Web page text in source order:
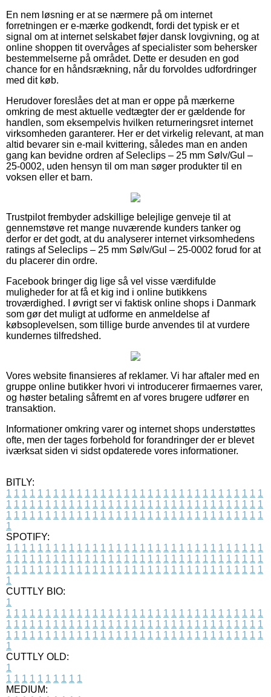
En nem løsning er at se nærmere på om internet
forretningen er e-mærke godkendt, fordi det typisk er et
signal om at internet selskabet føjer dansk lovgivning, og at
online shoppen tit overvåges af specialister som behersker
bestemmelserne på området. Dette er desuden en god
chance for en håndsrækning, når du forvoldes udfordringer
med dit køb.
Herudover foreslåes det at man er oppe på mærkerne
omkring de mest aktuelle vedtægter der er gældende for
handlen, som eksempelvis hvilken returneringsret internet
virksomheden garanterer. Her er det virkelig relevant, at man
altid bevarer sin e-mail kvittering, således man en anden
gang kan bevidne ordren af Seleclips – 25 mm Sølv/Gul –
25-0002, uden hensyn til om man søger produkter til en
voksen eller et barn.
Trustpilot frembyder adskillige belejlige genveje til at
gennemstøve ret mange nuværende kunders tanker og
derfor er det godt, at du analyserer internet virksomhedens
ratings af Seleclips – 25 mm Sølv/Gul – 25-0002 forud for at
du placerer din ordre.
Facebook bringer dig lige så vel visse værdifulde
muligheder for at få et kig ind i online butikkens
troværdighed. I øvrigt ser vi faktisk online shops i Danmark
som gør det muligt at udforme en anmeldelse af
købsoplevelsen, som tillige burde anvendes til at vurdere
kundernes tilfredshed.
Vores website finansieres af reklamer. Vi har aftaler med en
gruppe online butikker hvori vi introducerer firmaernes varer,
og høster betaling såfremt en af vores brugere udfører en
transaktion.
Informationer omkring varer og internet shops understøttes
ofte, men der tages forbehold for forandringer der er blevet
iværksat siden vi sidst opdaterede vores informationer.
BITLY:
1 1 1 1 1 1 1 1 1 1 1 1 1 1 1 1 1 1 1 1 1 1 1 1 1 1 1 1 1 1 1 1 1
1 1 1 1 1 1 1 1 1 1 1 1 1 1 1 1 1 1 1 1 1 1 1 1 1 1 1 1 1 1 1 1 1
1 1 1 1 1 1 1 1 1 1 1 1 1 1 1 1 1 1 1 1 1 1 1 1 1 1 1 1 1 1 1 1 1
1
SPOTIFY:
1 1 1 1 1 1 1 1 1 1 1 1 1 1 1 1 1 1 1 1 1 1 1 1 1 1 1 1 1 1 1 1 1
1 1 1 1 1 1 1 1 1 1 1 1 1 1 1 1 1 1 1 1 1 1 1 1 1 1 1 1 1 1 1 1 1
1 1 1 1 1 1 1 1 1 1 1 1 1 1 1 1 1 1 1 1 1 1 1 1 1 1 1 1 1 1 1 1 1
1
CUTTLY BIO:
1
1 1 1 1 1 1 1 1 1 1 1 1 1 1 1 1 1 1 1 1 1 1 1 1 1 1 1 1 1 1 1 1 1
1 1 1 1 1 1 1 1 1 1 1 1 1 1 1 1 1 1 1 1 1 1 1 1 1 1 1 1 1 1 1 1 1
1 1 1 1 1 1 1 1 1 1 1 1 1 1 1 1 1 1 1 1 1 1 1 1 1 1 1 1 1 1 1 1 1
1
CUTTLY OLD:
1
1 1 1 1 1 1 1 1 1 1
MEDIUM: